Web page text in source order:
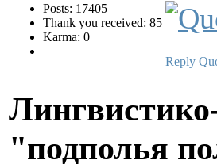
Posts: 17405
Thank you received: 85
Karma: 0
Reply
"подполья